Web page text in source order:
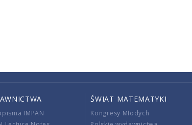
IMPAN
ŚWIAT MATEMATYKI
Kongresy Młodych